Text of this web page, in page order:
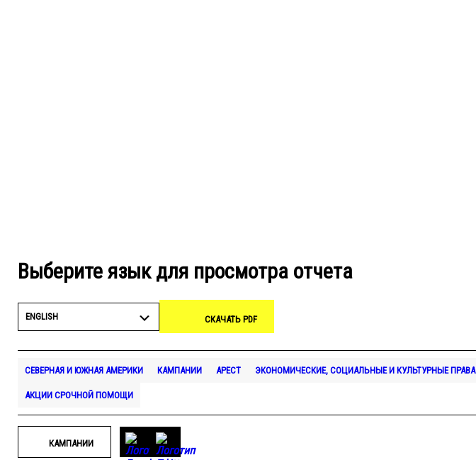
Выберите язык для просмотра отчета
ENGLISH СКАЧАТЬ PDF
СЕВЕРНАЯ И ЮЖНАЯ АМЕРИКИ КАМПАНИИ АРЕСТ ЭКОНОМИЧЕСКИЕ, СОЦИАЛЬНЫЕ И КУЛЬТУРНЫЕ ПРАВА
АКЦИИ СРОЧНОЙ ПОМОЩИ
КАМПАНИИ